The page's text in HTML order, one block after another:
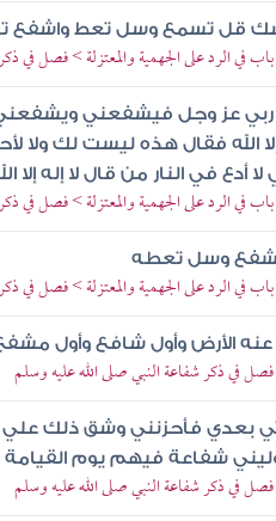
قل تسمع وسل تعط واشفع
في الرد على الجهمية والمعتزلة > فصل في
ربي عز وجل فيشفعني
الله فقال هذه ليست لك ولا
أدع في النار من قال لا إله إلا
في الرد على الجهمية والمعتزلة > فصل في
وسل تعطه
في الرد على الجهمية والمعتزلة > فصل في
عنه الأرض وأول شافع وأول
في ذكر شفاعة النبي صلى الله عليه وسلم
بعدي فأحزنني وشق ذلك
شفاعة فيهم يوم
في ذكر شفاعة النبي صلى الله عليه وسلم